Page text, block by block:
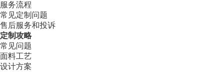
服务流程
常见定制问题
售后服务和投诉
定制攻略
常见问题
面料工艺
设计方案